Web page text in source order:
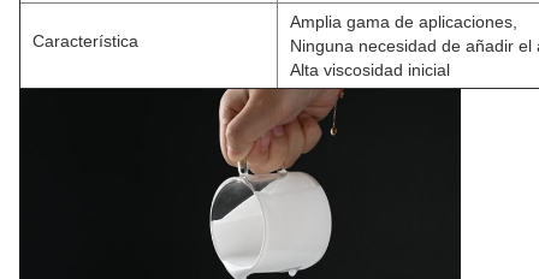
Característica
Amplia gama de aplicaciones,
Ninguna necesidad de añadir
Alta viscosidad inicial